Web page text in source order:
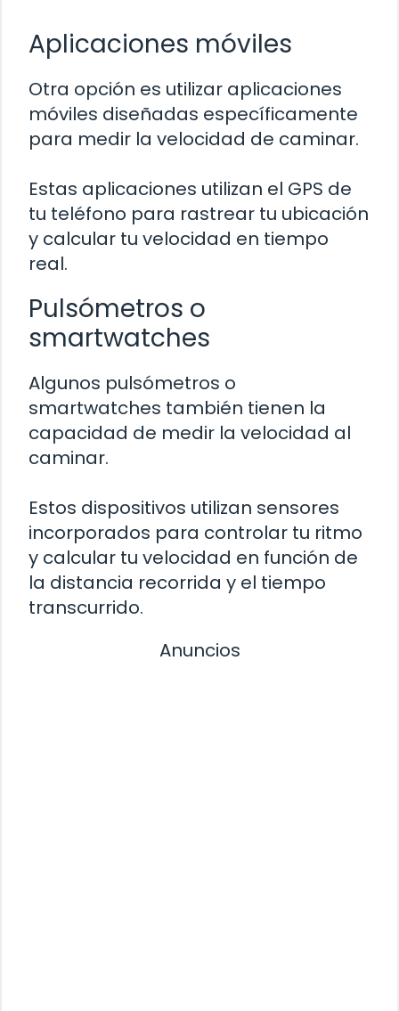
Aplicaciones móviles
Otra opción es utilizar aplicaciones
móviles diseñadas específicamente
para medir la velocidad de caminar.
Estas aplicaciones utilizan el GPS de
tu teléfono para rastrear tu ubicación
y calcular tu velocidad en tiempo
real.
Pulsómetros o
smartwatches
Algunos pulsómetros o
smartwatches también tienen la
capacidad de medir la velocidad al
caminar.
Estos dispositivos utilizan sensores
incorporados para controlar tu ritmo
y calcular tu velocidad en función de
la distancia recorrida y el tiempo
transcurrido.
Anuncios